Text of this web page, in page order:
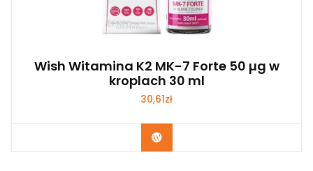
Wish Witamina K2 MK-7 Forte 50 µg w
kroplach 30 ml
30,61zł
Zobacz